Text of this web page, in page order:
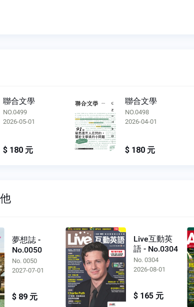
聯合文學
NO.0498
2026-04-01
$ 180 元
聯合文學
NO.0497
2026-03-01
$ 180 元
夢想誌 -
No.0050
No. 0050
2027-07-01
$ 89 元
Live互動英
語 - No.0304
No. 0304
2026-08-01
$ 165 元